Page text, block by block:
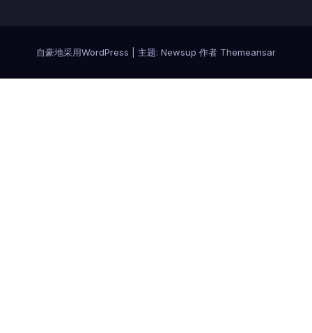
自豪地采用WordPress 主题: Newsup 作者 Themeansar